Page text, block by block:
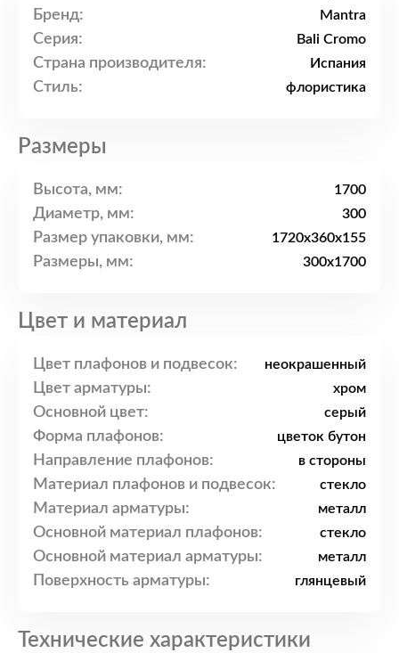
Бренд: Mantra
Серия: Bali Cromo
Страна производителя: Испания
Стиль: флористика
Размеры
Высота, мм: 1700
Диаметр, мм: 300
Размер упаковки, мм: 1720x360x155
Размеры, мм: 300x1700
Цвет и материал
Цвет плафонов и подвесок: неокрашенный
Цвет арматуры: хром
Основной цвет: серый
Форма плафонов: цветок бутон
Направление плафонов: в стороны
Материал плафонов и подвесок: стекло
Материал арматуры: металл
Основной материал плафонов: стекло
Основной материал арматуры: металл
Поверхность арматуры: глянцевый
Технические характеристики